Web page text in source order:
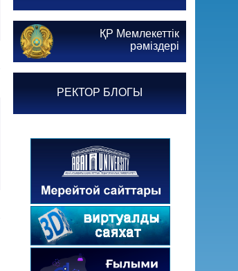
ҚР Мемлекеттік
рәміздері
РЕКТОР БЛОГЫ